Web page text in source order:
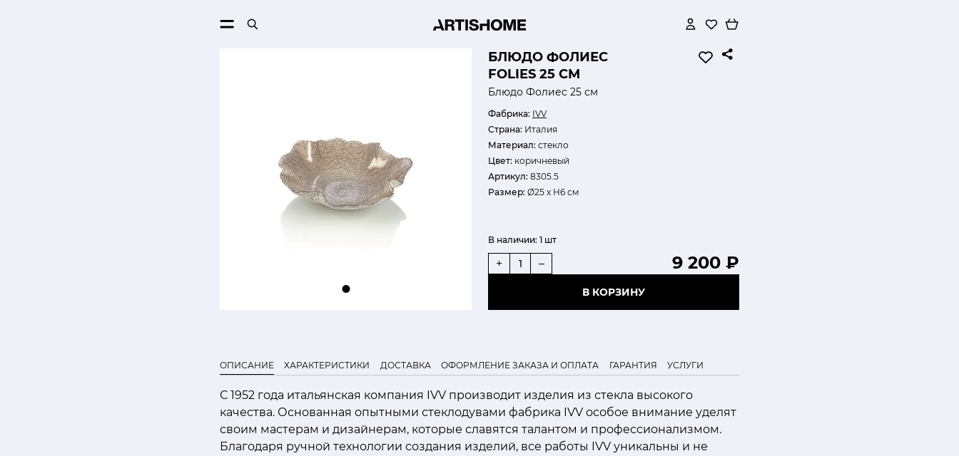
БЛЮДО ФОЛИЕС
FOLIES 25 СМ
Блюдо Фолиес 25 см
Фабрика: IVV
Страна: Италия
Материал: стекло
Цвет: коричневый
Артикул: 8305.5
Размер: Ø25 x H6 см
В наличии: 1 шт
9 200 ₽
+ –
В КОРЗИНУ
ОПИСАНИЕ ХАРАКТЕРИСТИКИ ДОСТАВКА ОФОРМЛЕНИЕ ЗАКАЗА И ОПЛАТА ГАРАНТИЯ УСЛУГИ
С 1952 года итальянская компания IVV производит изделия из стекла высокого
качества. Основанная опытными стеклодувами фабрика IVV особое внимание уделят
своим мастерам и дизайнерам, которые славятся талантом и профессионализмом.
Благодаря ручной технологии создания изделий, все работы IVV уникальны и не